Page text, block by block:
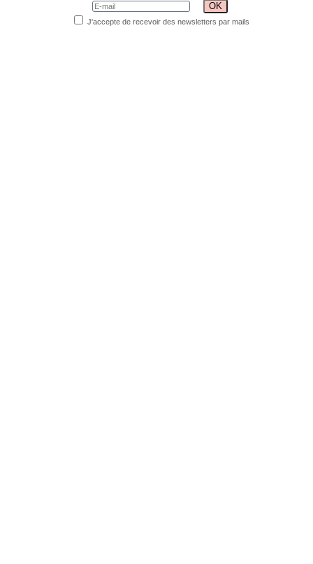
J'accepte de recevoir des newsletters par mails